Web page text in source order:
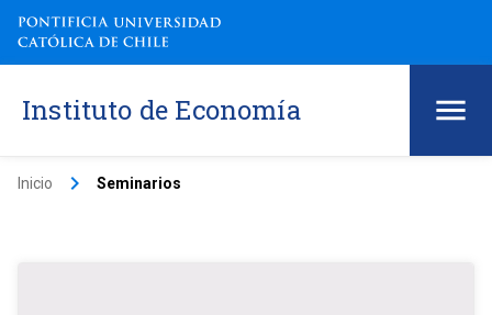
Instituto de Economía
Inicio keyboard_arrow_right Seminarios